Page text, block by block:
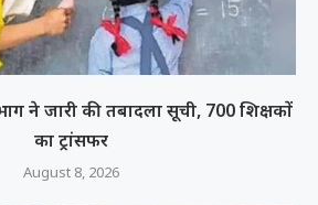
ने जारी की तबादला सूची, 700 शिक्षकों
का ट्रांसफर
August 8, 2026